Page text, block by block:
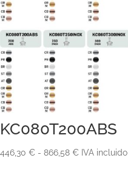
KC080T200ABS
446,30 € - 866,58 €Rango
IVA incluido